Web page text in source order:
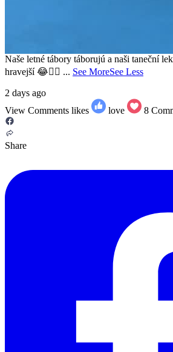
Naše letné tábory táborujú a naši taneční
hravejší 😂👌🏻 ... See MoreSee Less
2 days ago
View Comments likes love 8
Share